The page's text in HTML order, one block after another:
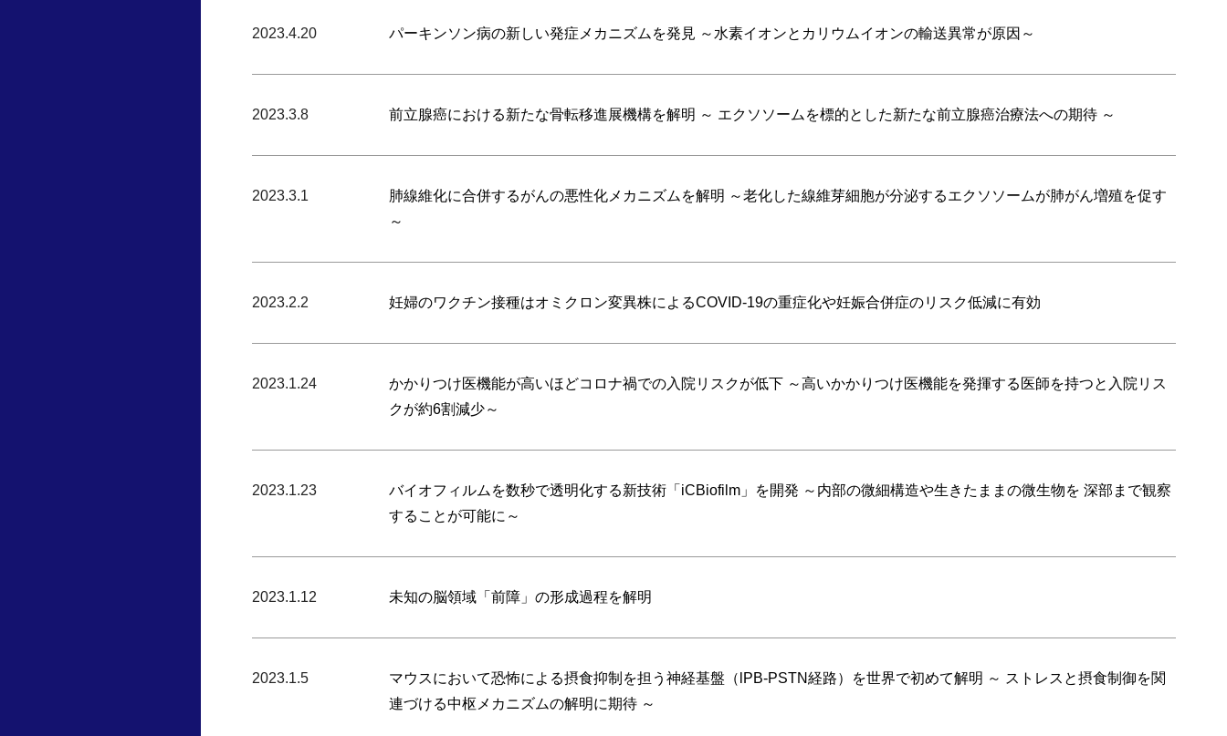
2023.4.20 パーキンソン病の新しい発症メカニズムを発見 ～水素イオンとカリウムイオンの輸送異常が原因～
2023.3.8 前立腺癌における新たな骨転移進展機構を解明 ～ エクソソームを標的とした新たな前立腺癌治療法への期待 ～
2023.3.1
肺線維化に合併するがんの悪性化メカニズムを解明 ～老化した線維芽細胞が分泌するエクソソームが肺がん増殖を促す
～
2023.2.2 妊婦のワクチン接種はオミクロン変異株によるCOVID-19の重症化や妊娠合併症のリスク低減に有効
2023.1.24
かかりつけ医機能が高いほどコロナ禍での入院リスクが低下 ～高いかかりつけ医機能を発揮する医師を持つと入院リス
クが約6割減少～
2023.1.23
バイオフィルムを数秒で透明化する新技術「iCBiofilm」を開発 ～内部の微細構造や生きたままの微生物を 深部まで観察
することが可能に～
2023.1.12 未知の脳領域「前障」の形成過程を解明
2023.1.5
マウスにおいて恐怖による摂食抑制を担う神経基盤（lPB-PSTN経路）を世界で初めて解明 ～ ストレスと摂食制御を関
連づける中枢メカニズムの解明に期待 ～